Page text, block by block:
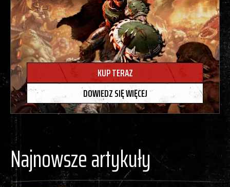
KUP TERAZ
DOWIEDZ SIĘ WIĘCEJ
Najnowsze artykuły